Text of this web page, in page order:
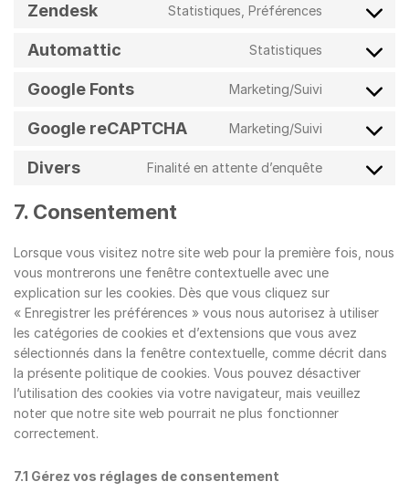
service
Zendesk Statistiques, Préférences
Consent
service
Automattic Statistiques
Consent
service
Google Fonts Marketing/Suivi
Consent
service
fonts
Google reCAPTCHA Marketing/Suivi
Consent
service
Divers Finalité en attente d’enquête
Consent
7. Consentement
Lorsque vous visitez notre site web pour la première fois, nous
vous montrerons une fenêtre contextuelle avec une
explication sur les cookies. Dès que vous cliquez sur
« Enregistrer les préférences » vous nous autorisez à utiliser
les catégories de cookies et d’extensions que vous avez
sélectionnés dans la fenêtre contextuelle, comme décrit dans
la présente politique de cookies. Vous pouvez désactiver
l’utilisation des cookies via votre navigateur, mais veuillez
noter que notre site web pourrait ne plus fonctionner
correctement.
7.1 Gérez vos réglages de consentement